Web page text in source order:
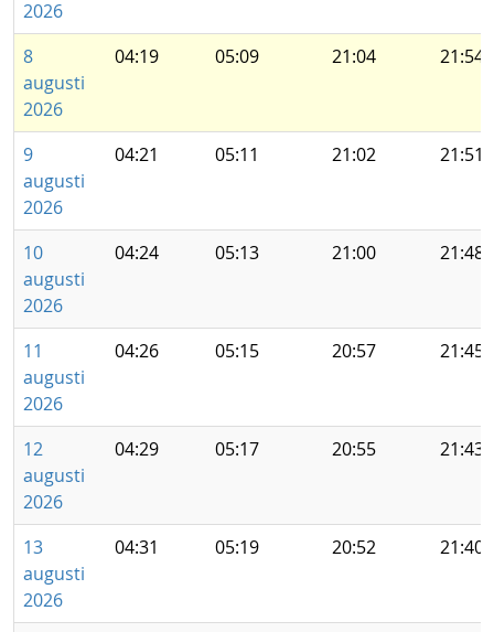
2026
8
augusti
2026
04:19 05:09 21:04 21:54
9
augusti
2026
04:21 05:11 21:02 21:51
10
augusti
2026
04:24 05:13 21:00 21:48
11
augusti
2026
04:26 05:15 20:57 21:45
12
augusti
2026
04:29 05:17 20:55 21:43
13
augusti
2026
04:31 05:19 20:52 21:40